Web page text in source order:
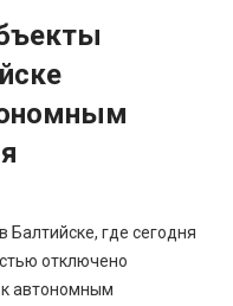
Балтийске, где сегодня
отключено
автономным